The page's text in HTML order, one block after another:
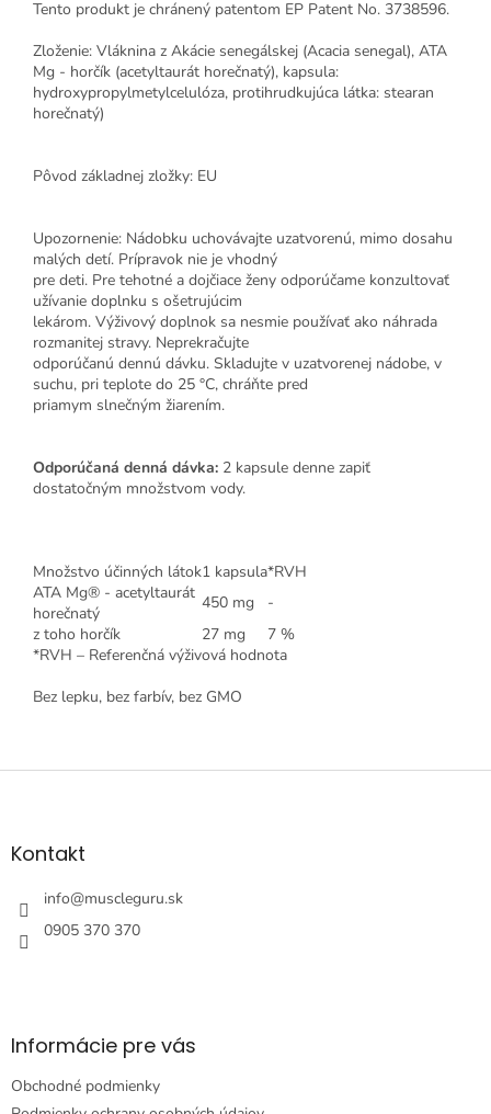
Tento produkt je chránený patentom EP Patent No. 3738596.
Zloženie: Vláknina z Akácie senegálskej (Acacia senegal), ATA
Mg - horčík (acetyltaurát horečnatý), kapsula:
hydroxypropylmetylcelulóza, protihrudkujúca látka: stearan
horečnatý)
Pôvod základnej zložky: EU
Upozornenie: Nádobku uchovávajte uzatvorenú, mimo dosahu
malých detí. Prípravok nie je vhodný
pre deti. Pre tehotné a dojčiace ženy odporúčame konzultovať
užívanie doplnku s ošetrujúcim
lekárom. Výživový doplnok sa nesmie používať ako náhrada
rozmanitej stravy. Neprekračujte
odporúčanú dennú dávku. Skladujte v uzatvorenej nádobe, v
suchu, pri teplote do 25 °C, chráňte pred
priamym slnečným žiarením.
Odporúčaná denná dávka: 2 kapsule denne zapiť
dostatočným množstvom vody.
Množstvo účinných látok1 kapsula*RVH
ATA Mg® - acetyltaurát
horečnatý
450 mg
-
z toho horčík
27 mg
7 %
*RVH – Referenčná výživová hodnota
Bez lepku, bez farbív, bez GMO
Z
äKontakt
info@muscleguru.sk
0905 370 370
Informácie pre vás
Obchodné podmienky